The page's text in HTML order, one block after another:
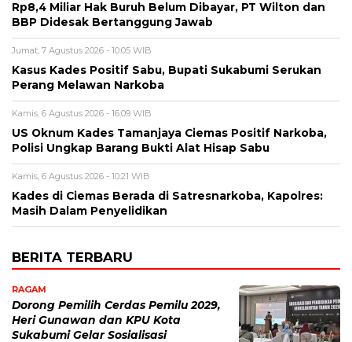
Rp8,4 Miliar Hak Buruh Belum Dibayar, PT Wilton dan
BBP Didesak Bertanggung Jawab
Jumat, 7 Agustus 2026 - 10:05 WIB
Kasus Kades Positif Sabu, Bupati Sukabumi Serukan
Perang Melawan Narkoba
Kamis, 6 Agustus 2026 - 16:09 WIB
US Oknum Kades Tamanjaya Ciemas Positif Narkoba,
Polisi Ungkap Barang Bukti Alat Hisap Sabu
Kamis, 6 Agustus 2026 - 10:21 WIB
Kades di Ciemas Berada di Satresnarkoba, Kapolres:
Masih Dalam Penyelidikan
BERITA TERBARU
RAGAM
Dorong Pemilih Cerdas Pemilu 2029,
Heri Gunawan dan KPU Kota
Sukabumi Gelar Sosialisasi